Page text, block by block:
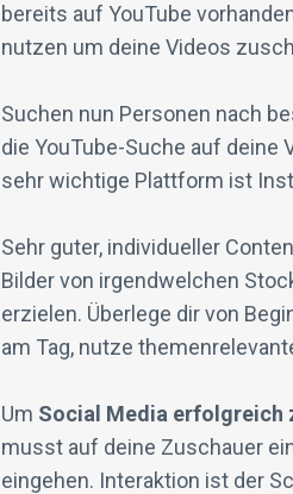
bereits auf YouTube
nutzen um deine Videos
Suchen nun Personen nach
die YouTube-Suche auf deine
sehr wichtige Plattform ist
Sehr guter, individueller
Bilder von irgendwelchen
erzielen. Überlege dir von
am Tag, nutze
Um Social Media erfolgreich
musst auf deine Zuschauer
eingehen. Interaktion ist der